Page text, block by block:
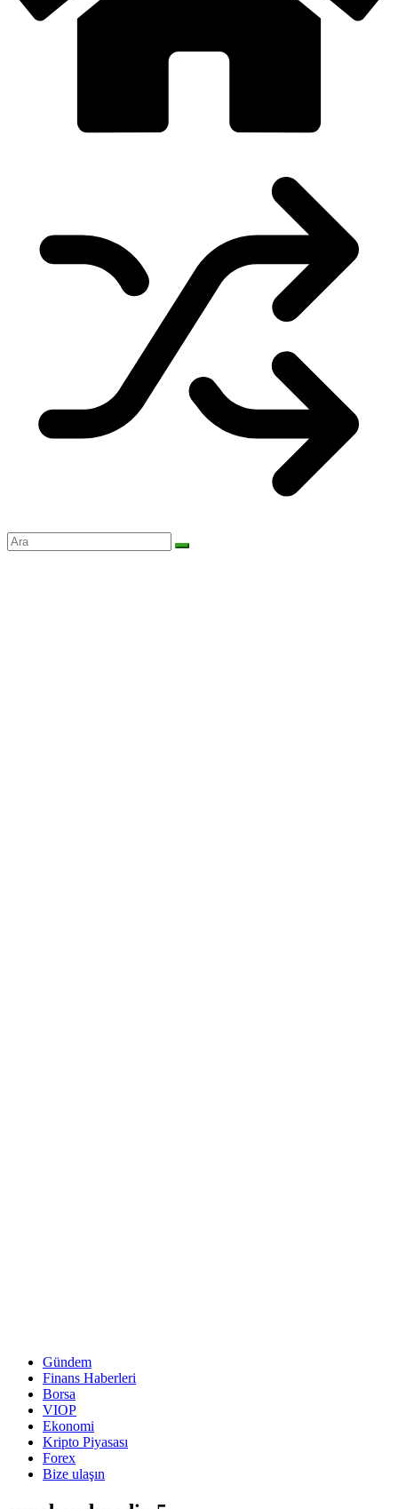
Gündem
Finans Haberleri
Borsa
VIOP
Ekonomi
Kripto Piyasası
Forex
Bize ulaşın